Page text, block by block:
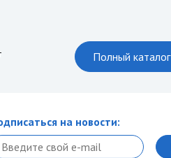
Полный каталог
на новости: